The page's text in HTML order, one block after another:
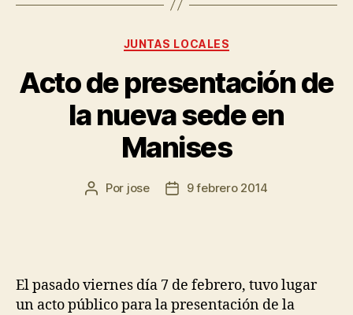
JUNTAS LOCALES
Acto de presentación de
la nueva sede en
Manises
Por jose 9 febrero 2014
El pasado viernes día 7 de febrero, tuvo lugar
un acto público para la presentación de la